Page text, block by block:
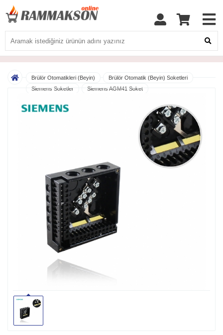
Brülör Otomatikleri (Beyin)
Brülör Otomatik (Beyin) Soketleri
Siemens Soketler
Siemens AGM41 Soket